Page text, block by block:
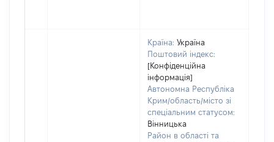
Країна: Україна
Поштовий індекс:
[Конфіденційна
інформація]
Автономна Республіка
Крим/область/місто зі
спеціальним статусом:
Вінницька
Район в області та